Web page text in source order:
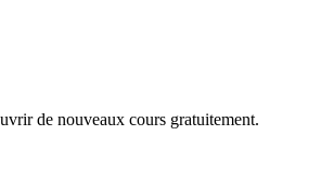
de nouveaux cours gratuitement.